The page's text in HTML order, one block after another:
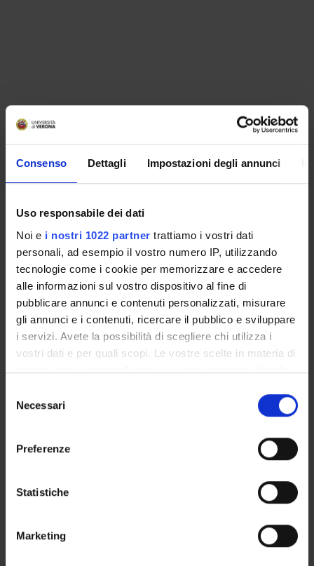
Consenso Dettagli Impostazioni degli annunci
Uso responsabile dei dati
Noi e i nostri 1022 partner trattiamo i vostri dati
personali, ad esempio il vostro numero IP, utilizzando
tecnologie come i cookie per memorizzare e accedere
alle informazioni sul vostro dispositivo al fine di
pubblicare annunci e contenuti personalizzati, misurare
gli annunci e i contenuti, ricercare il pubblico e sviluppare
i servizi. Avete la possibilità di scegliere chi utilizza i
vostri dati e per quali scopi. Le vostre scelte in materia di
privacy sono applicabili solo su questa proprietà digitale
modificare o revocare il proprio consenso in qualsiasi
momento dalla Dichiarazione sui cookie o facendo clic
raccogliere informazioni sulla tua posizione
geografica, con un'approssimazione di qualche
Identificare il tuo dispositivo, scansionandolo
delNecessari
Preferenze
Statistiche
Marketing
ORGANISATION
DEPARTMENT ADMINISTRATION OFFICES
STUDENT ADMINISTRATION OFFICES
DEPARTMENT FACILITIES
RESEARCH LABORATORIES
RESEARCH CENTRES